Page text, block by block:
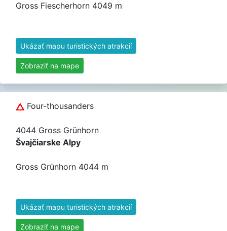
Gross Fiescherhorn 4049 m
Ukázať mapu turistických atrakcií
Zobraziť na mape
Four-thousanders
4044 Gross Grünhorn
Švajčiarske Alpy
Gross Grünhorn 4044 m
Ukázať mapu turistických atrakcií
Zobraziť na mape